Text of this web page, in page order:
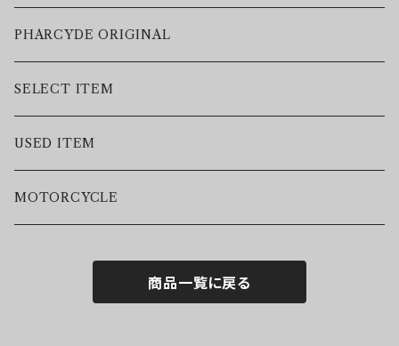
LEATHER JACKET
JACKET
VEST
SWEAT
PHARCYDE ORIGINAL
SELECT ITEM
USED ITEM
MOTORCYCLE
商品一覧に戻る